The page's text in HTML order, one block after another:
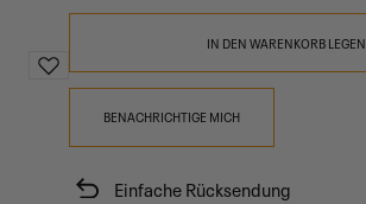
IN DEN WARENKORB LEGEN
BENACHRICHTIGE MICH
Einfache Rücksendung